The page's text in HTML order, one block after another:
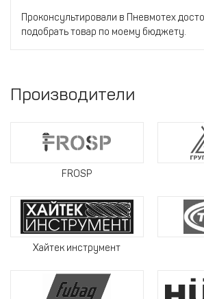
Проконсультировали в Пневмотех
подобрать товар по моему бюджету.
Производители
FROSP
Хайтек инструмент